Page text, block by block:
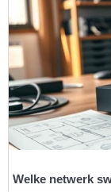
Welke netwerk